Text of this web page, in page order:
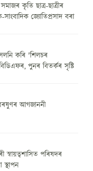
কৃতি ছাত্ৰ-ছাত্ৰীৰ
জ্যোতিপ্ৰসাদ বৰা
কৰি 'শিলচৰ
পুনৰ বিতৰ্কৰ সৃষ্টি
আগজাননী
স্বায়ত্বশাসিত পৰিষদৰ